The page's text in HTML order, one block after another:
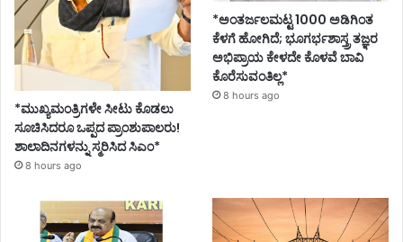
*ಮುಖ್ಯಮಂತ್ರಿಗಳೇ ಸೀಟು ಕೊಡಲು
ಸೂಚಿಸಿದರೂ ಒಪ್ಪದ ಪ್ರಾಂಶುಪಾಲರು!
ಶಾಲಾದಿನಗಳನ್ನು ಸ್ಮರಿಸಿದ ಸಿಎಂ*
8 hours ago
*ಅಂತರ್ಜಲಮಟ್ಟ 1000 ಅಡಿಗಿಂತ
ಕೆಳಗೆ ಹೋಗಿದೆ; ಭೂಗರ್ಭಶಾಸ್ತ್ರ ತಜ್ಞರ
ಅಭಿಪ್ರಾಯ ಕೇಳದೇ ಕೊಳವೆ ಬಾವಿ
ಕೊರೆಸುವಂತಿಲ್ಲ*
8 hours ago